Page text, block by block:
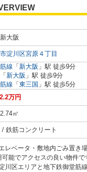
大阪
淀川区宮原４丁目
線 「 新大阪 」駅 徒歩9分
「 新大阪 」駅 徒歩9分
線 「 東三国 」駅 徒歩5分
万円
㎡
鉄筋コンクリート
レベータ・敷地内ごみ置き
可能でアクセスの良い物件
川区エリアと地下鉄御堂筋